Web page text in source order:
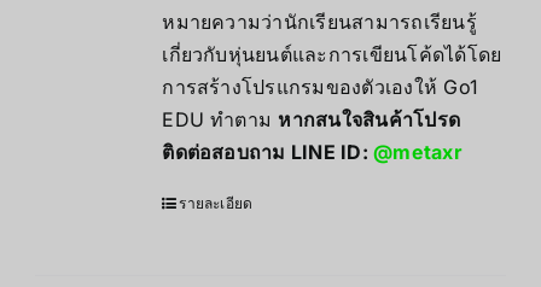
หมายความว่านักเรียนสามารถเรียนรู้
เกี่ยวกับหุ่นยนต์และการเขียนโค้ดได้โดย
การสร้างโปรแกรมของตัวเองให้ Go1
EDU ทำตาม หากสนใจสินค้าโปรด
ติดต่อสอบถาม LINE ID:@metaxr
รายละเอียด